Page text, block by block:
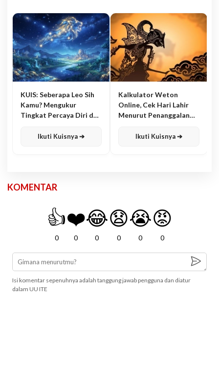
KUIS: Seberapa Leo Sih
Kamu? Mengukur
Tingkat Percaya Diri dan
Ikuti Kuisnya ➔
Kalkulator Weton
Online, Cek Hari Lahir
Menurut Penanggalan
Ikuti Kuisnya ➔
KOMENTAR
👍
0
❤️
0
😂
0
😧
0
😭
0
😡
0
Isi komentar sepenuhnya adalah tanggung jawab pengguna dan diatur
dalam UU ITE